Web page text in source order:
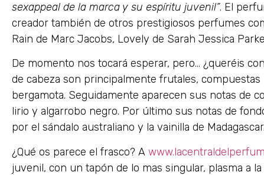
sexappeal de la marca y su espíritu juvenil”. El
creador también de otros prestigiosos perfumes
Rain de Marc Jacobs, Lovely de Sarah Jessica
De momento nos tocará esperar, pero… ¿queréis
de cabeza son principalmente frutales,
bergamota. Seguidamente aparecen sus notas de
lirio y algarrobo negro. Por último sus notas de
por el sándalo australiano y la vainilla de Madagascar.
¿Qué os parece el frasco? A
juvenil, con un tapón de lo mas singular, plasma a